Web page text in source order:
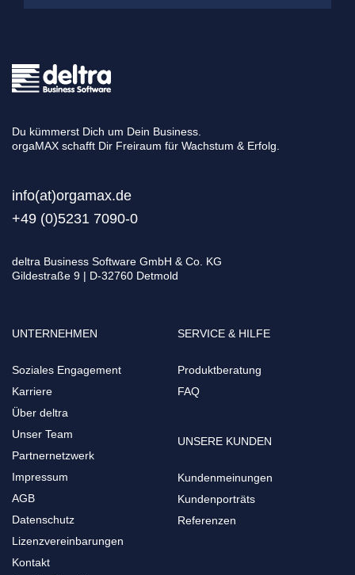
Du kümmerst Dich um Dein Business.
orgaMAX schafft Dir Freiraum für Wachstum & Erfolg.
info(at)orgamax.de
+49 (0)5231 7090-0
deltra Business Software GmbH & Co. KG
Gildestraße 9 | D-32760 Detmold
UNTERNEHMEN
Soziales Engagement
Karriere
Über deltra
Unser Team
Partnernetzwerk
Impressum
AGB
Datenschutz
Lizenzvereinbarungen
Kontakt
SERVICE & HILFE
Produktberatung
FAQ
UNSERE KUNDEN
Kundenmeinungen
Kundenporträts
Referenzen